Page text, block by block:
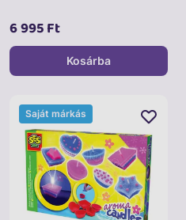
6 995 Ft
Kosárba
Saját márkás